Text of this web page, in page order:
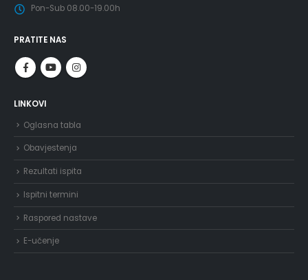
Pon-Sub 08.00-19.00h
PRATITE NAS
LINKOVI
Oglasna tabla
Obavjestenja
Rezultati ispita
Ispitni termini
Raspored nastave
E-učenje